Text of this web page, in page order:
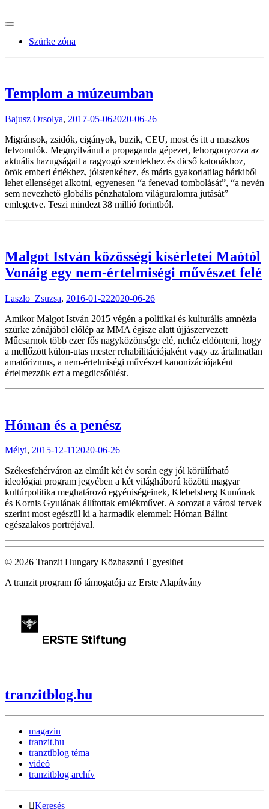
Szürke zóna
Templom a múzeumban
Bajusz Orsolya, 2017-05-062020-06-26
Migránsok, zsidók, cigányok, buzik, CEU, most és itt a maszkos
felvonulók. Megnyilvánul a propaganda gépezet, lehorgonyozza az
aktuális hazugságait a ragyogó szentekhez és dicső katonákhoz,
örök emberi értékhez, jóistenkéhez, és máris gyakorlatilag bárkiből
lehet ellenséget alkotni, egyenesen “a fenevad tombolását”, “a nevén
sem nevezhető globális pénzhatalom világuralomra jutását”
emlegetve. Teszi mindezt 38 millió forintból.
Malgot István közösségi kísérletei Maótól
Vonáig egy nem-értelmiségi művészet felé
Laszlo_Zsuzsa, 2016-01-222020-06-26
Amikor Malgot István 2015 végén a politikai és kulturális amnézia
szürke zónájából előlép az MMA égisze alatt újjászervezett
Műcsarnok több ezer fős nagyközönsége elé, nehéz eldönteni, hogy
a mellőzött külön-utas mester rehabilitációjaként vagy az ártalmatlan
amatőrizmus, a nem-értelmiségi művészet kanonizációjaként
értelmezzük ezt a megdicsőülést.
Hóman és a penész
Mélyi, 2015-12-112020-06-26
Székesfehérváron az elmúlt két év során egy jól körülírható
ideológiai program jegyében a két világháború közötti magyar
kultúrpolitika meghatározó egyéniségeinek, Klebelsberg Kunónak
és Kornis Gyulának állítottak emlékművet. A sorozat a városi tervek
szerint most egészül ki a harmadik elemmel: Hóman Bálint
egészalakos portréjával.
© 2026 Tranzit Hungary Közhasznú Egyeslüet
A tranzit program fő támogatója az Erste Alapítvány
tranzitblog.hu
magazin
tranzit.hu
tranztiblog téma
videó
tranzitblog archív
Keresés